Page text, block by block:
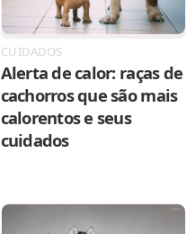
CUIDADOS
Alerta de calor: raças de
cachorros que são mais
calorentos e seus
cuidados